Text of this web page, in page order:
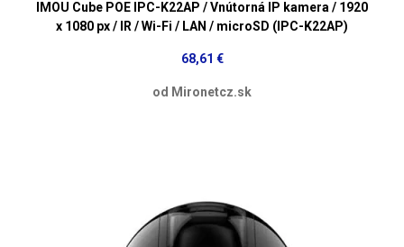
IMOU Cube POE IPC-K22AP / Vnútorná IP kamera / 1920
x 1080 px / IR / Wi-Fi / LAN / microSD (IPC-K22AP)
68,61 €
od Mironetcz.sk